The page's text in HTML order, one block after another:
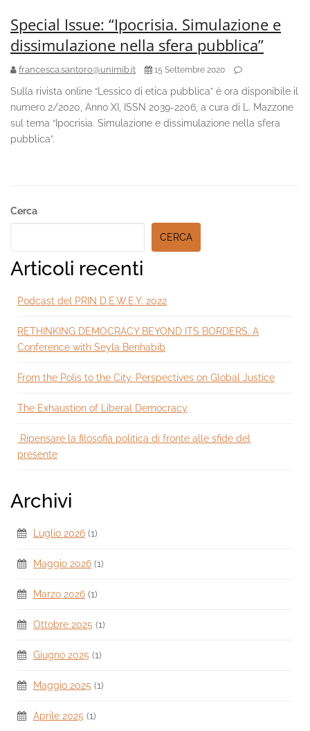
Special Issue: “Ipocrisia. Simulazione e
dissimulazione nella sfera pubblica”
francesca.santoro@unimib.it 15 Settembre 2020
Sulla rivista online “Lessico di etica pubblica” è ora disponibile il
numero 2/2020, Anno XI, ISSN 2039-2206, a cura di L. Mazzone
sul tema “Ipocrisia. Simulazione e dissimulazione nella sfera
pubblica”.
Secondary
Cerca
CERCA
Articoli recenti
Podcast del PRIN D.E.W.E.Y. 2022
RETHINKING DEMOCRACY BEYOND ITS BORDERS. A
Conference with Seyla Benhabib
From the Polis to the City. Perspectives on Global Justice
The Exhaustion of Liberal Democracy
Ripensare la filosofia politica di fronte alle sfide del
presente
Archivi
Luglio 2026 (1)
Maggio 2026 (1)
Marzo 2026 (1)
Ottobre 2025 (1)
Giugno 2025 (1)
Maggio 2025 (1)
Aprile 2025 (1)